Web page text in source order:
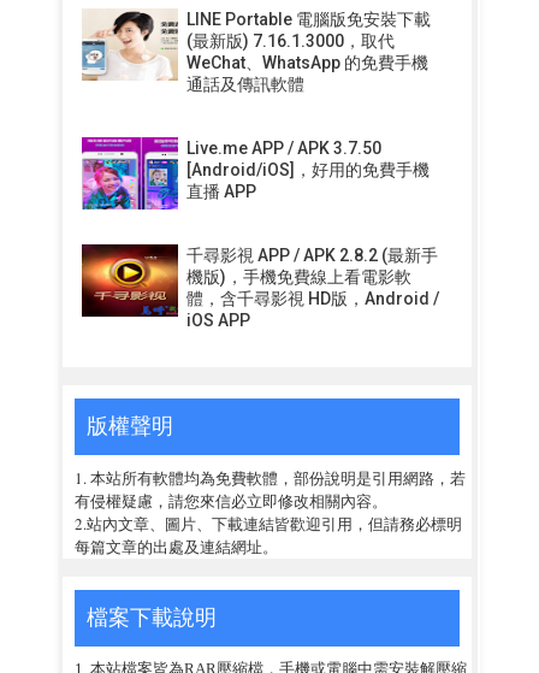
LINE Portable 電腦版免安裝下載
(最新版) 7.16.1.3000，取代
WeChat、WhatsApp 的免費手機
通話及傳訊軟體
Live.me APP / APK 3.7.50
[Android/iOS]，好用的免費手機
直播 APP
千尋影視 APP / APK 2.8.2 (最新手
機版)，手機免費線上看電影軟
體，含千尋影視 HD版，Android /
iOS APP
版權聲明
1. 本站所有軟體均為免費軟體，部份說明是引用網路，若
有侵權疑慮，請您來信必立即修改相關內容。
2.站內文章、圖片、下載連結皆歡迎引用，但請務必標明
每篇文章的出處及連結網址。
檔案下載說明
1. 本站檔案皆為RAR壓縮檔，手機或電腦中需安裝解壓縮